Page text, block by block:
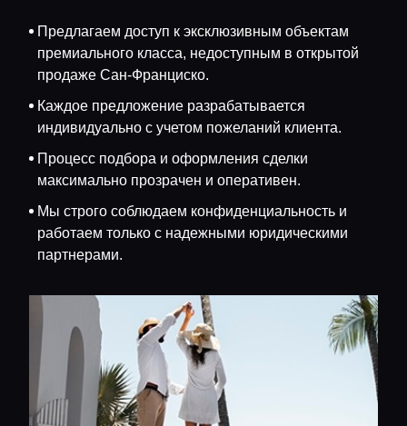
Предлагаем доступ к эксклюзивным объектам
премиального класса, недоступным в открытой
продаже Сан-Франциско.
Каждое предложение разрабатывается
индивидуально с учетом пожеланий клиента.
Процесс подбора и оформления сделки
максимально прозрачен и оперативен.
Мы строго соблюдаем конфиденциальность и
работаем только с надежными юридическими
партнерами.